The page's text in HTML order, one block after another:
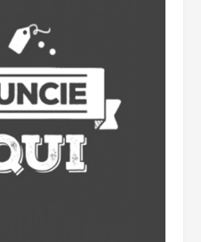
é comprometida
dívidas
06/08/2026 • 15:09
o que muda com a
Lei do Frete
06/08/2026 • 15:00